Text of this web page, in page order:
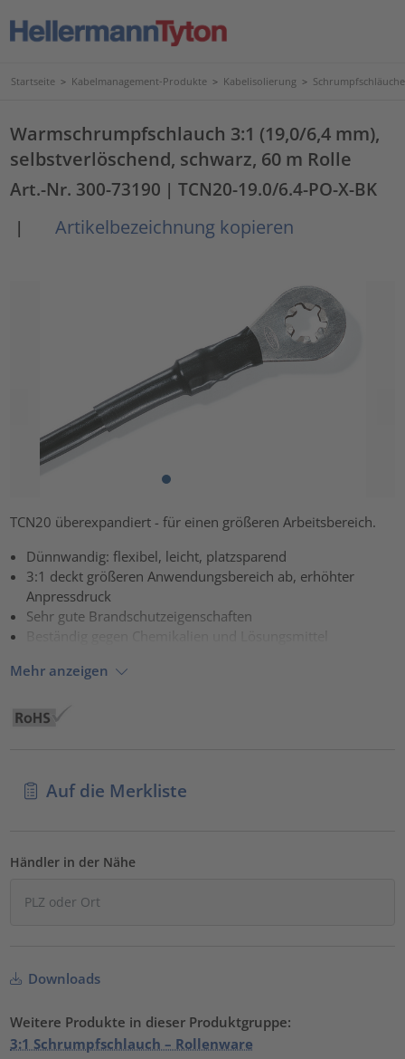
Startseite > Kabelmanagement-Produkte > Kabelisolierung > Schrumpfschläuche
Warmschrumpfschlauch 3:1 (19,0/6,4 mm),
selbstverlöschend, schwarz, 60 m Rolle
Art.-Nr. 300-73190 | TCN20-19.0/6.4-PO-X-BK
|
Artikelbezeichnung kopieren
TCN20 überexpandiert - für einen größeren Arbeitsbereich.
Dünnwandig: flexibel, leicht, platzsparend
3:1 deckt größeren Anwendungsbereich ab, erhöhter
Anpressdruck
Sehr gute Brandschutzeigenschaften
Mehr anzeigen
Auf die Merkliste
Händler in der Nähe
Downloads
Weitere Produkte in dieser Produktgruppe:
3:1 Schrumpfschlauch – Rollenware